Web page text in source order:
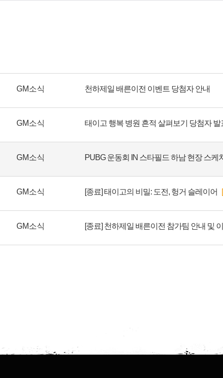
GM소식 천하제일 배른이전 이벤트 당첨자 안내
GM소식 태이고 행복 병원 흔적 살펴보기 당첨자 발
GM소식 PUBG 운동회 IN 스타필드 하남 현장 스케
GM소식 [종료] 태이고의 비밀: 도전, 헝거 슬레이어
GM소식 [종료] 천하제일 배른이전 참가팀 안내 및